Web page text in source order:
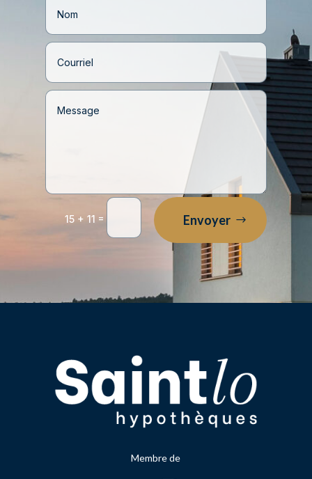
15 + 11 = Envoyer
Membre de